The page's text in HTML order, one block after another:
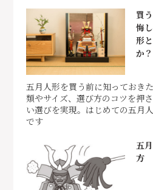
買
悔
形
か？
五月人形を買う前に知っておき
類やサイズ、選び方のコツを押
い選びを実現。はじめての五月
です
五
方